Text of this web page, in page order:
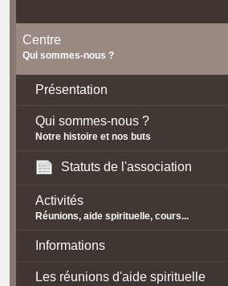
Centre
Qui sommes-nous ?
Présentation
Qui sommes-nous ?
Notre histoire et nos buts
Statuts de l'association
Activités
Réunions, aide spirituelle, cours...
Informations
Les réunions d'aide spirituelle